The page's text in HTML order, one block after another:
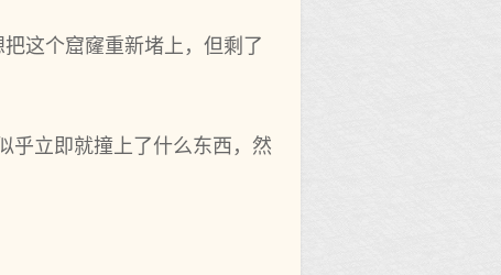
这个窟窿重新堵上，但剩了
乎立即就撞上了什么东西，然